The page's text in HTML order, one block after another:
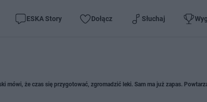
ESKA Story Dołącz Słuchaj
mówi, że czas się przygotować, zgromadzić leki. Sam ma już zapas.